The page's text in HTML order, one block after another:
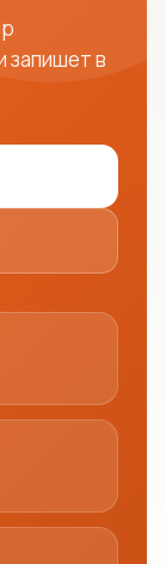
запишет в